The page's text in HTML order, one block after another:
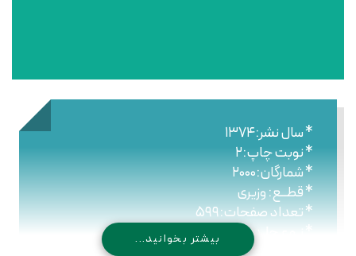
* سال نشر:۱۳۷۴
* نوبت چاپ:۲
* شمارگان:۲۰۰۰
* قطــع: وزیری
* تعداد صفحات:۵۹۹
* نـوع جلـد: گالینگوربیشتر بخوانید...